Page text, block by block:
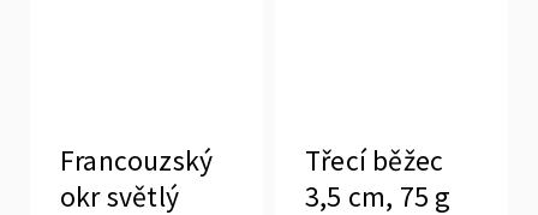
Francouzský
okr světlý
Třecí běžec
3,5 cm, 75 g